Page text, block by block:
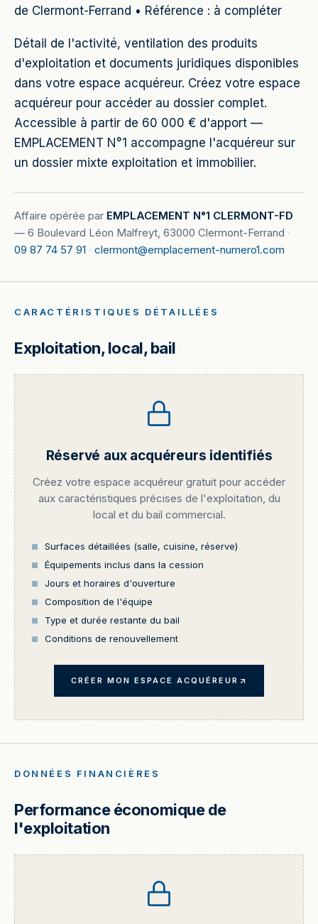
de Clermont-Ferrand • Référence : à compléter
Détail de l'activité, ventilation des produits
d'exploitation et documents juridiques disponibles
dans votre espace acquéreur. Créez votre espace
acquéreur pour accéder au dossier complet.
Accessible à partir de 60 000 € d'apport —
EMPLACEMENT N°1 accompagne l'acquéreur sur
un dossier mixte exploitation et immobilier.
Affaire opérée par EMPLACEMENT N°1 CLERMONT-FD
— 6 Boulevard Léon Malfreyt, 63000 Clermont-Ferrand ·
09 87 74 57 91 · clermont@emplacement-numero1.com
CARACTÉRISTIQUES DÉTAILLÉES
Exploitation, local, bail
Réservé aux acquéreurs identifiés
Créez votre espace acquéreur gratuit pour accéder
aux caractéristiques précises de l'exploitation, du
local et du bail commercial.
Surfaces détaillées (salle, cuisine, réserve)
Équipements inclus dans la cession
Jours et horaires d'ouverture
Composition de l'équipe
Type et durée restante du bail
Conditions de renouvellement
CRÉER MON ESPACE ACQUÉREUR
DONNÉES FINANCIÈRES
Performance économique de
l'exploitation